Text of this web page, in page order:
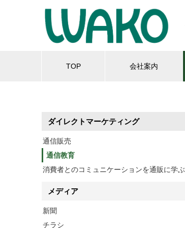
TOP 会社案内
ダイレクトマーケティング
通信販売
通信教育
消費者とのコミュニケーションを通販に学ぶ
メディア
新聞
チラシ